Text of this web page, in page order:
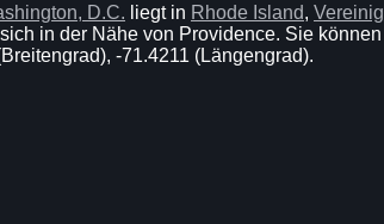
D.C. liegt in Rhode Island,
in der Nähe von Providence. Sie
-71.4211 (Längengrad).